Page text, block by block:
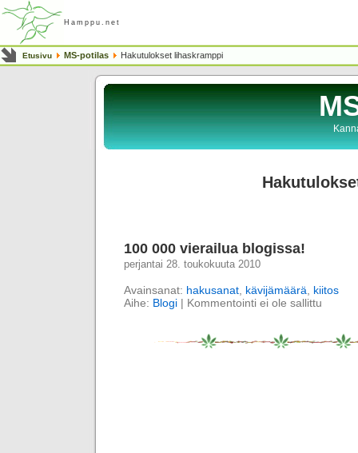
Hamppu.net
Etusivu MS-potilas Hakutulokset lihaskramppi
100 000 vierailua blogissa!
perjantai 28. toukokuuta 2010
Avainsanat: hakusanat kävijämäärä
kiitos
Aihe: Blogi | Kommentointi ei ole sallittu